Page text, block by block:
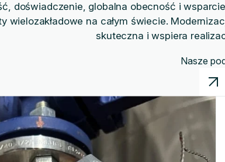
doświadczenie, globalna obecność i
wielozakładowe na całym świecie.
skuteczna i wspiera
Nasze